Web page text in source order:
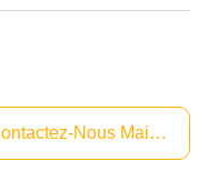
Nous Maintenant